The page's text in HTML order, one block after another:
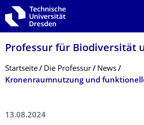
Zur Hauptnavigation springen
Zur Suche springen
Zum Inhalt springen
Professur für Biodiversität
Breadcrumb-Menü
Startseite Die Professur
News
13.08.2024